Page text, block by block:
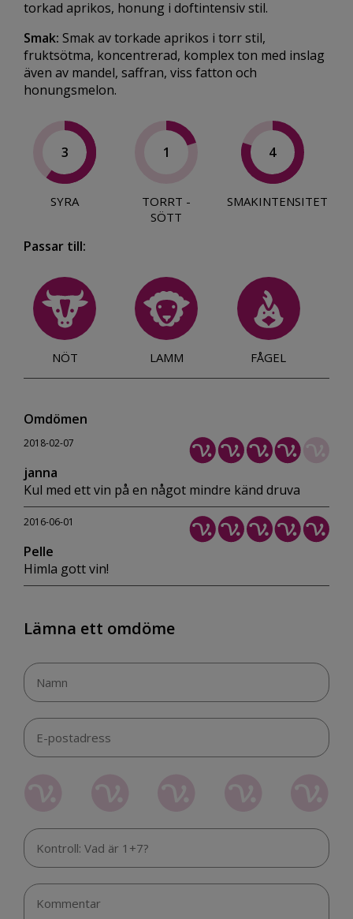
torkad aprikos, honung i doftintensiv stil.
Smak: Smak av torkade aprikos i torr stil,
fruktsötma, koncentrerad, komplex ton med inslag
även av mandel, saffran, viss fatton och
honungsmelon.
3
SYRA
1
TORRT -
SÖTT
4
SMAKINTENSITET
Passar till:
NÖT LAMM FÅGEL
Omdömen
2018-02-07
janna
Kul med ett vin på en något mindre känd druva
2016-06-01
Pelle
Himla gott vin!
Lämna ett omdöme